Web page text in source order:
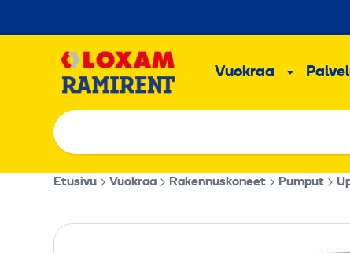
sisältöön
Vuokraa
Etusivu Vuokraa Rakennuskoneet Pumput